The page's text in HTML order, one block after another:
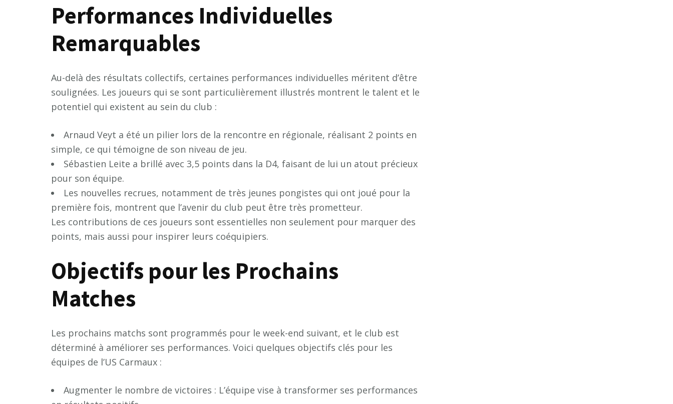
Performances Individuelles
Remarquables
Au-delà des résultats collectifs, certaines performances individuelles méritent d’être
soulignées. Les joueurs qui se sont particulièrement illustrés montrent le talent et le
potentiel qui existent au sein du club :
Arnaud Veyt a été un pilier lors de la rencontre en régionale, réalisant 2 points en
simple, ce qui témoigne de son niveau de jeu.
Sébastien Leite a brillé avec 3,5 points dans la D4, faisant de lui un atout précieux
pour son équipe.
Les nouvelles recrues, notamment de très jeunes pongistes qui ont joué pour la
première fois, montrent que l’avenir du club peut être très prometteur.
Les contributions de ces joueurs sont essentielles non seulement pour marquer des
points, mais aussi pour inspirer leurs coéquipiers.
Objectifs pour les Prochains
Matches
Les prochains matchs sont programmés pour le week-end suivant, et le club est
déterminé à améliorer ses performances. Voici quelques objectifs clés pour les
équipes de l’US Carmaux :
Augmenter le nombre de victoires : L’équipe vise à transformer ses performances